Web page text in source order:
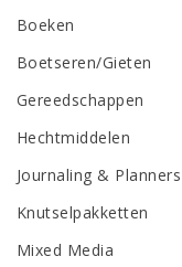
Boeken
Boetseren/Gieten
Gereedschappen
Hechtmiddelen
Journaling & Planners
Knutselpakketten
Mixed Media